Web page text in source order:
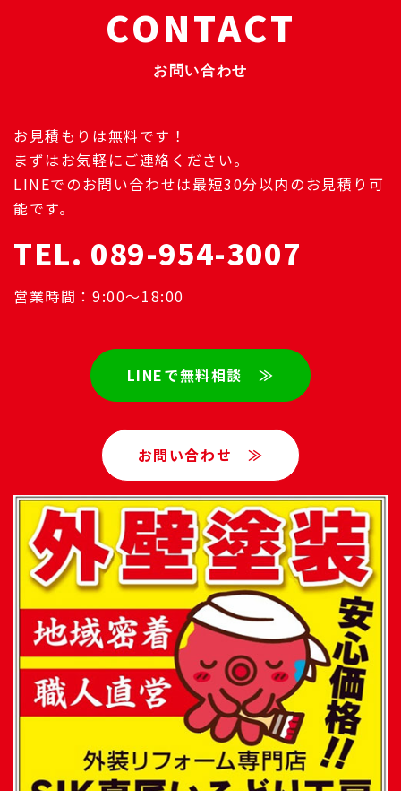
CONTACT
お問い合わせ
お見積もりは無料です！
まずはお気軽にご連絡ください。
LINEでのお問い合わせは最短30分以内のお見積り可
能です。
TEL. 089-954-3007
営業時間：9:00～18:00
LINEで無料相談 ≫
お問い合わせ ≫